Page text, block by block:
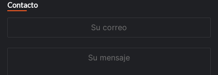
Contacto